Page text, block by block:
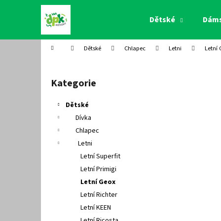
Dětské
Domů Dětské Chlapec Letni Letní
Přeskočit
kategorie
Kategorie
Dětské
Dívka
Chlapec
Letni
Letní Superfit
Letní Primigi
Letní Geox
Letní Richter
Letní KEEN
í
Zpět
do
Zpět
do